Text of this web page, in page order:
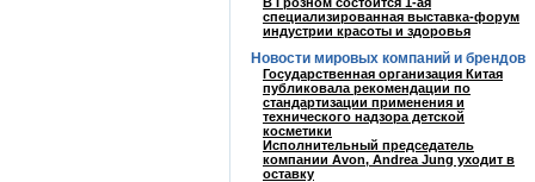
специализированная выставка-форум
индустрии красоты и здоровья
Новости мировых компаний и брендов
Государственная организация Китая
публиковала рекомендации по
стандартизации применения и
технического надзора детской
косметики
Исполнительный председатель
компании Avon, Andrea Jung уходит в
оставку